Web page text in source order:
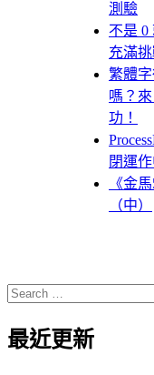
測驗
不是 0
充滿
繁體
嗎？
功！
閉運
《金
（中）
Search
for:
最近更新